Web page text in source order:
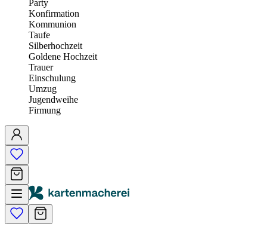
Party
Konfirmation
Kommunion
Taufe
Silberhochzeit
Goldene Hochzeit
Trauer
Einschulung
Umzug
Jugendweihe
Firmung